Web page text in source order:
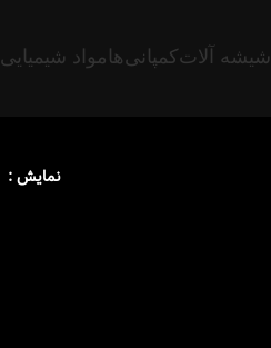
شیشه آلاتکمپانی‌ها مواد شیمیایی
نمایش